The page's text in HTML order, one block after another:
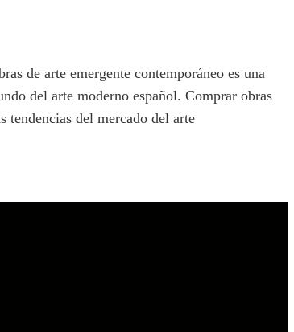
de arte emergente contemporáneo es una
del arte moderno español. Comprar obras
tendencias del mercado del arte